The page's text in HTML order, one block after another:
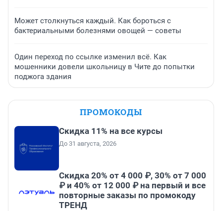
Может столкнуться каждый. Как бороться с
бактериальными болезнями овощей — советы
Один переход по ссылке изменил всё. Как
мошенники довели школьницу в Чите до попытки
поджога здания
ПРОМОКОДЫ
Скидка 11% на все курсы
До 31 августа, 2026
Скидка 20% от 4 000 ₽, 30% от 7 000
₽ и 40% от 12 000 ₽ на первый и все
повторные заказы по промокоду
ТРЕНД